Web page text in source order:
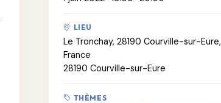
LIEU
Le Tronchay, 28190 Courville-sur-Eure,
France
28190 Courville-sur-Eure
THÈMES